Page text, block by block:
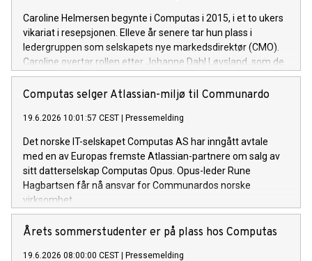
Caroline Helmersen begynte i Computas i 2015, i et to ukers
vikariat i resepsjonen. Elleve år senere tar hun plass i
ledergruppen som selskapets nye markedsdirektør (CMO).
Caroline overtar rollen etter Johanne Dahl Løvsland, som de
siste årene har ledet markeds- og kommunikasjonsarbeidet i
Computas.
Computas selger Atlassian-miljø til Communardo
19.6.2026 10:01:57 CEST Pressemelding
Det norske IT-selskapet Computas AS har inngått avtale
med en av Europas fremste Atlassian-partnere om salg av
sitt datterselskap Computas Opus. Opus-leder Rune
Hagbartsen får nå ansvar for Communardos norske
virksomhet.
Årets sommerstudenter er på plass hos Computas
19.6.2026 08:00:00 CEST Pressemelding